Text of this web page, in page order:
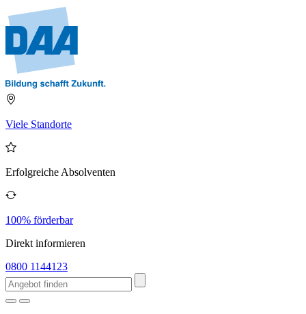
Viele Standorte
Erfolgreiche Absolventen
100% förderbar
Direkt informieren
0800 1144123